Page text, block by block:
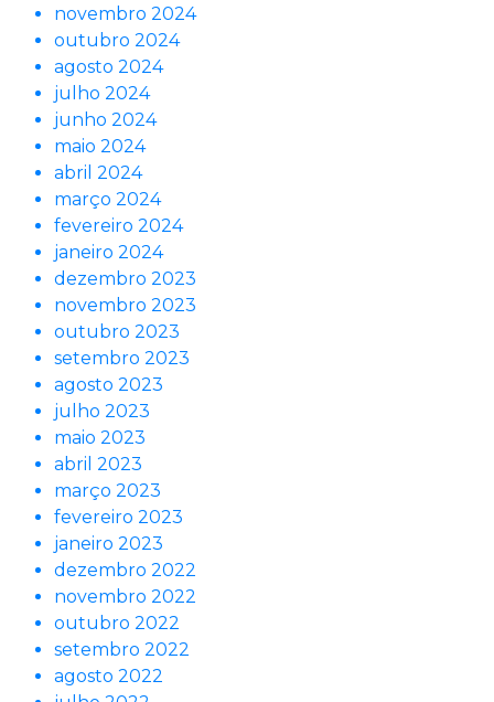
novembro 2024
outubro 2024
agosto 2024
julho 2024
junho 2024
maio 2024
abril 2024
março 2024
fevereiro 2024
janeiro 2024
dezembro 2023
novembro 2023
outubro 2023
setembro 2023
agosto 2023
julho 2023
maio 2023
abril 2023
março 2023
fevereiro 2023
janeiro 2023
dezembro 2022
novembro 2022
outubro 2022
setembro 2022
agosto 2022